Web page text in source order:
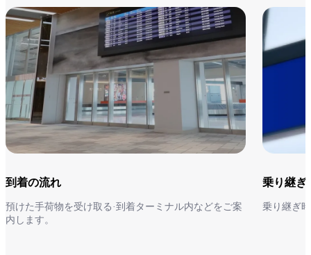
到着の流れ
預けた手荷物を受け取る·到着ターミナル内などをご案
内します。
乗り継ぎ
乗り継ぎ